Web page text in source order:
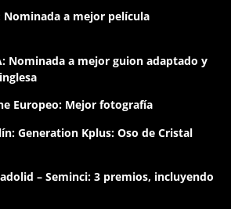
Nominada a mejor película
Nominada a mejor guion adaptado y
Europeo: Mejor fotografía
Generation Kplus: Oso de Cristal
– Seminci: 3 premios, incluyendo